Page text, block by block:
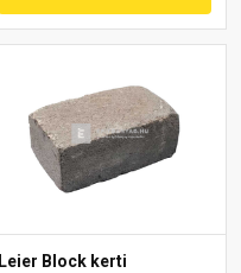
Leier Block kerti